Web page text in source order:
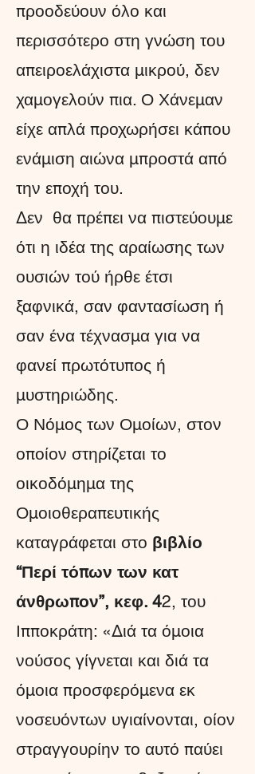
προοδεύουν όλο και
περισσότερο στη γνώση του
απειροελάχιστα μικρού, δεν
χα­μογελούν πια. Ο Χάνεμαν
είχε απλά προχωρήσει κάπου
ενάμιση αιώνα μπροστά από
την εποχή του.
Δεν θα πρέπει να πιστεύουμε
ότι η ιδέα της αραίωσης των
ουσιών τού ήρθε έτσι
ξαφνικά, σαν φαντα­σίωση ή
σαν ένα τέχνασμα για να
φανεί πρωτότυπος ή
μυστηριώ­δης.
Ο Νόμος των Ομοίων, στον
οποίον στηρίζεται το
οικοδόμημα της
Ομοιοθεραπευτικής
καταγράφεται στο βιβλίο
“Περί τόπων των κατ
άνθρωπον”, κεφ. 42, του
Ιπποκράτη: «Διά τα όμοια
νούσος γίγνεται και διά τα
όμοια προσφερόμενα εκ
νοσευόντων υγιαίνονται, οίον
στραγγουρίην το αυτό παύει